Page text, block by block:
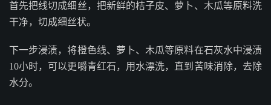
首先把线切成细丝，把新鲜的桔子皮、萝卜、木瓜等原料洗
干净，切成细丝状。
下一步浸渍，将橙色线、萝卜、木瓜等原料在石灰水中浸渍
10小时，可以更嚼青红石，用水漂洗，直到苦味消除，去除
水分。